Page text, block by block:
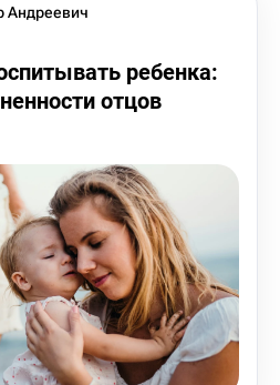
Андреевич
ребенка:
отцов